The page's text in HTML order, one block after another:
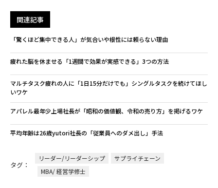
関連記事
「驚くほど集中できる人」が気合いや根性には頼らない理由
疲れた脳を休ませる「1週間で効果が実感できる」3つの方法
マルチタスク疲れの人に「1日15分だけでも」シングルタスクを続けてほし
いワケ
アパレル最年少上場社長が「昭和の価値観、令和の売り方」を掲げるワケ
平均年齢は26歳yutori社長の「従業員へのダメ出し」手法
タグ：
リーダー/リーダーシップ
サプライチェーン
MBA/ 経営学修士